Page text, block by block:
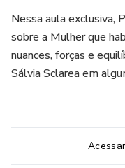
Nessa aula exclusiva,
sobre a Mulher que
nuances, forças e
Sálvia Sclarea em